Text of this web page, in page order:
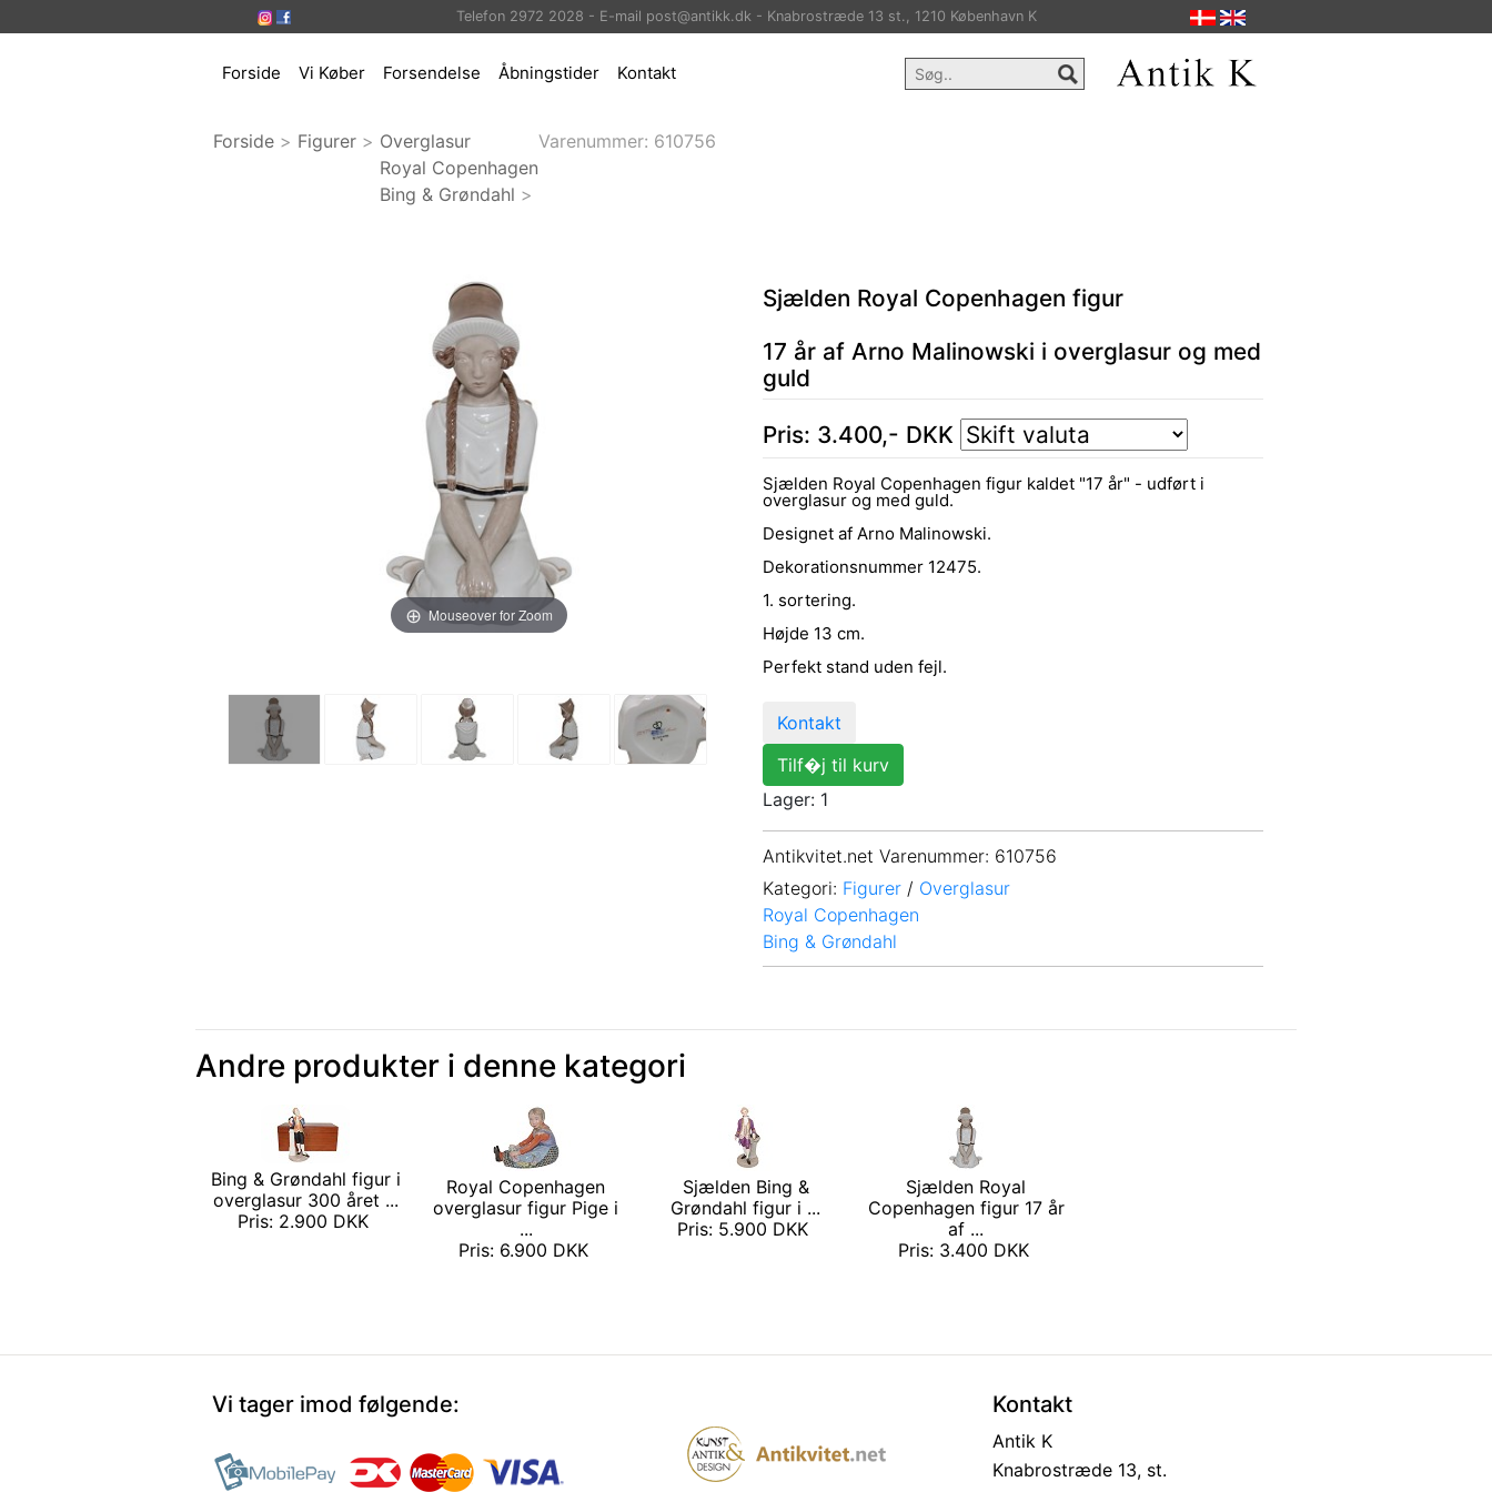
Telefon 2972 2028 - E-mail post@antikk.dk - Knabrostræde 13 st., 1210 København K
Forside Vi Køber Forsendelse Åbningstider Kontakt
Forside > Figurer > Overglasur
Royal Copenhagen
Bing & Grøndahl >
Varenummer: 610756
Mouseover for Zoom
Sjælden Royal Copenhagen figur
17 år af Arno Malinowski i overglasur og med
guld
Pris: 3.400,- DKK
Sjælden Royal Copenhagen figur kaldet "17 år" - udført i
overglasur og med guld.
Designet af Arno Malinowski.
Dekorationsnummer 12475.
1. sortering.
Højde 13 cm.
Perfekt stand uden fejl.
Kontakt
Tilf�j til kurv
Lager: 1
Antikvitet.net Varenummer: 610756
Kategori: Figurer / Overglasur
Royal Copenhagen
Bing & Grøndahl
Andre produkter i denne kategori
Bing & Grøndahl figur i
overglasur 300 året ...
Pris: 2.900 DKK
Royal Copenhagen
overglasur figur Pige i
...
Pris: 6.900 DKK
Sjælden Bing &
Grøndahl figur i ...
Pris: 5.900 DKK
Sjælden Royal
Copenhagen figur 17 år
af ...
Pris: 3.400 DKK
Vi tager imod følgende: Kontakt
Antik K
Knabrostræde 13, st.